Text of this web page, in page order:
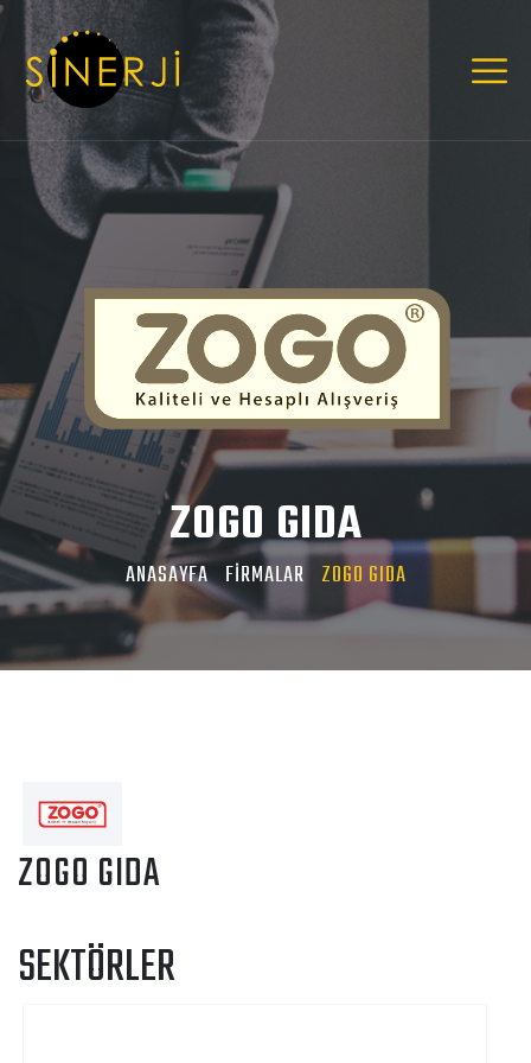
ZOGO GIDA
ANASAYFA FİRMALAR ZOGO GIDA
ZOGO GIDA
SEKTÖRLER